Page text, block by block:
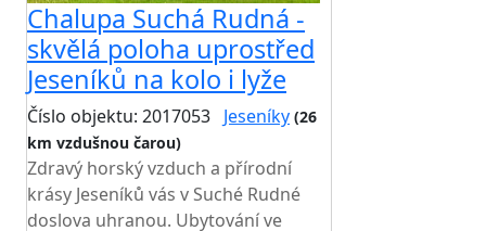
Chalupa Suchá Rudná -
skvělá poloha uprostřed
Jeseníků na kolo i lyže
Číslo objektu: 2017053 Jeseníky (26
km vzdušnou čarou)
Zdravý horský vzduch a přírodní
krásy Jeseníků vás v Suché Rudné
doslova uhranou. Ubytování ve